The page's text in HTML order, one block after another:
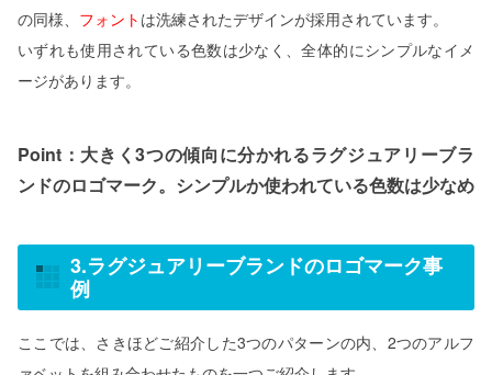
の同様、 フォント は洗練されたデザインが採用されています。
いずれも使用されている色数は少なく、全体的にシンプルなイメ
ージがあります。
Point：大きく3つの傾向に分かれるラグジュアリーブラ
ンドのロゴマーク。シンプルか使われている色数は少なめ
3.ラグジュアリーブランドのロゴマーク事
例
ここでは、さきほどご紹介した3つのパターンの内、2つのアルフ